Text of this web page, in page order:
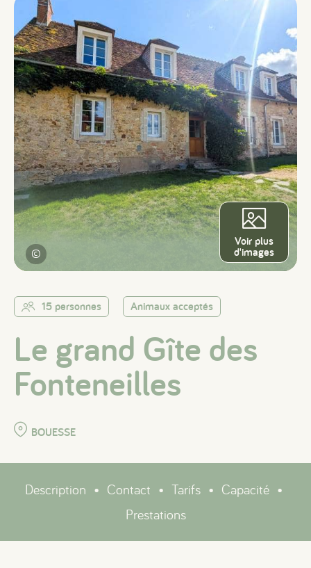
©
Voir plus
d'images
15 personnes Animaux acceptés
Le grand Gîte des
Fonteneilles
BOUESSE
Description • Contact • Tarifs • Capacité •
Prestations